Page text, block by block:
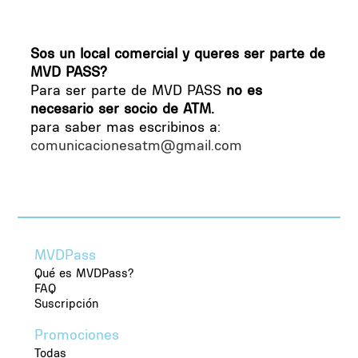
sistemas encriptados para proteger tu
información.
Sos un local comercial y queres ser parte de
MVD PASS?
Para ser parte de MVD PASS no es
necesario ser socio de ATM.
para saber mas escribinos a:
comunicacionesatm@gmail.com
MVDPass
Qué es MVDPass?
FAQ
Suscripción
Promociones
Todas